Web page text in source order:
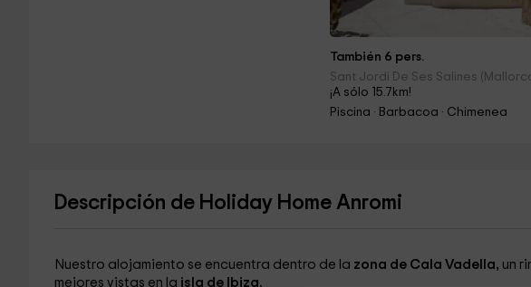
También 6 pers.
Sant Jordi De Ses Salines
¡A sólo 15.7km!
Piscina · Barbacoa · Chimenea
Descripción de Holiday Home Anromi
Nuestro alojamiento se encuentra dentro de la zona de Cala Vadella, un
mejores vistas en la isla de Ibiza.